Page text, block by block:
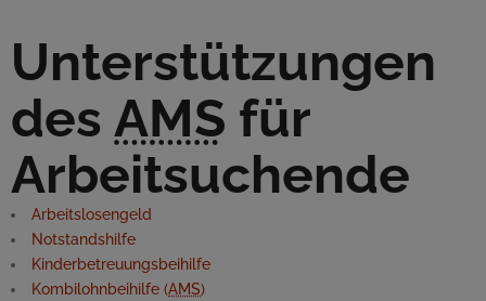
Unterstützungen
des AMS für
Arbeitsuchende
Arbeitslosengeld
Notstandshilfe
Kinderbetreuungsbeihilfe
Kombilohnbeihilfe (AMS)